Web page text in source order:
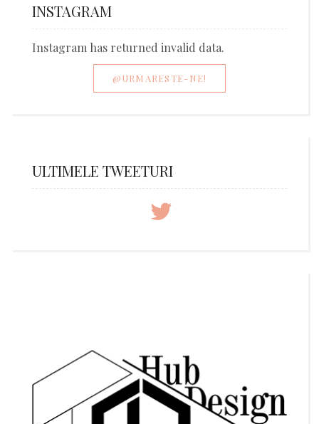
INSTAGRAM
Instagram has returned invalid data.
@URMARESTE-NE!
ULTIMELE TWEETURI